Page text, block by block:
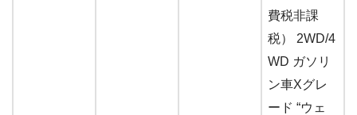
費税非課
税） 2WD/4
WD ガソリ
ン車Xグレ
ード “ウェ